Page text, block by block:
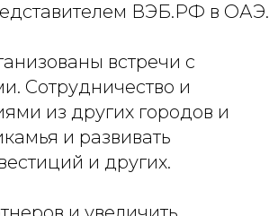
ВЭБ.РФ в ОАЭ.
встречи с
Сотрудничество и
из других городов и
и развивать
и других.